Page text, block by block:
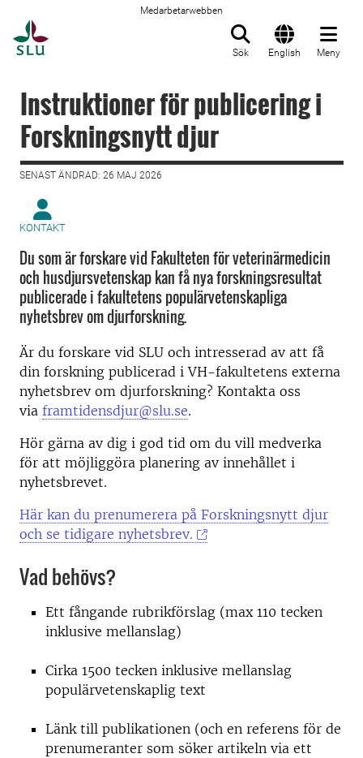
Medarbetarwebben
Sök English Meny
Instruktioner för publicering i
Forskningsnytt djur
SENAST ÄNDRAD: 26 MAJ 2026
KONTAKT
Du som är forskare vid Fakulteten för veterinärmedicin
och husdjursvetenskap kan få nya forskningsresultat
publicerade i fakultetens populärvetenskapliga
nyhetsbrev om djurforskning.
Är du forskare vid SLU och intresserad av att få
din forskning publicerad i VH-fakultetens externa
nyhetsbrev om djurforskning? Kontakta oss
via framtidensdjur@slu.se.
Hör gärna av dig i god tid om du vill medverka
för att möjliggöra planering av innehållet i
nyhetsbrevet.
Här kan du prenumerera på Forskningsnytt djur
och se tidigare nyhetsbrev.
Vad behövs?
Ett fångande rubrikförslag (max 110 tecken
inklusive mellanslag)
Cirka 1500 tecken inklusive mellanslag
populärvetenskaplig text
Länk till publikationen (och en referens för de
prenumeranter som söker artikeln via ett